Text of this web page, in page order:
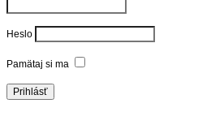
Heslo
Pamätaj si ma